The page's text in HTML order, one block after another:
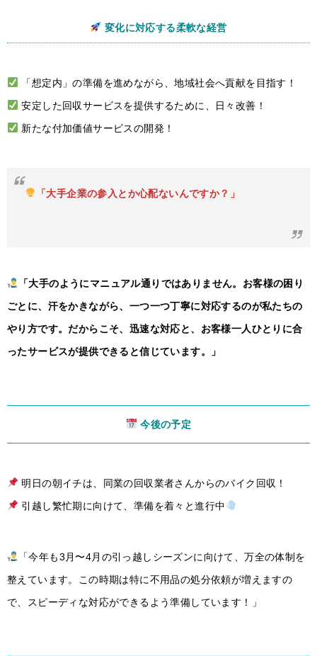
変化に対応する柔軟な経営
「想定内」の準備を進めながら、地域社会へ貢献を目指す！
安定した回収サービスを提供するために、日々改善！
新たな付加価値サービスの開発！
「大手企業の参入とか心配ないんですか？」
「大手のようにマニュアル通りではありません。お客様の困り
ごとに、汗をかきながら、一つ一つ丁寧に対応するのが私たちの
やり方です。だからこそ、迅速な対応と、お客様一人ひとりに合
ったサービスが提供できると信じています。」
今後の予定
明日の朝イチは、同業の回収業者さんからのバイク回収！
引越し繁忙期に向けて、準備を着々と進行中
「今年も3月〜4月の引っ越しシーズンに向けて、万全の体制を
整えています。この時期は特に不用品の処分依頼が増えますの
で、スピーディな対応ができるよう準備しています！」